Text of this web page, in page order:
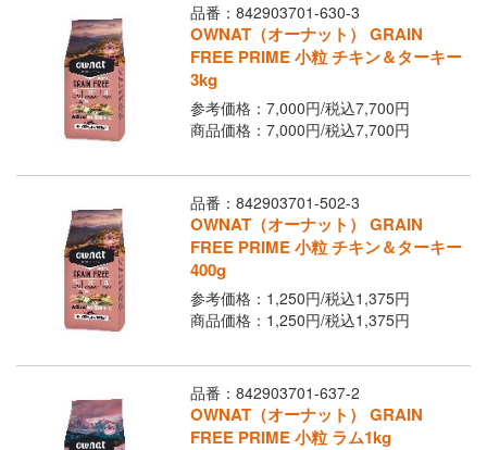
閉じる
品番：842903701-630-3
OWNAT（オーナット） GRAIN
FREE PRIME 小粒 チキン＆ターキー
3kg
参考価格：7,000円/税込7,700円
商品価格：7,000円/税込7,700円
品番：842903701-502-3
OWNAT（オーナット） GRAIN
FREE PRIME 小粒 チキン＆ターキー
400g
参考価格：1,250円/税込1,375円
商品価格：1,250円/税込1,375円
品番：842903701-637-2
OWNAT（オーナット） GRAIN
FREE PRIME 小粒 ラム1kg